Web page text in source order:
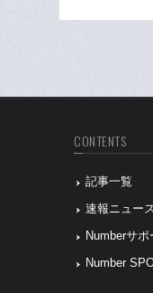
CONTENTS
記事一覧
速報ニュー
Numberサ
Number